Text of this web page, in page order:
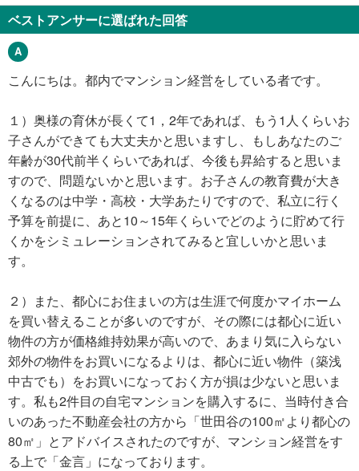
ベストアンサーに選ばれた回答
こんにちは。都内でマンション経営をしている者です。
１）奥様の育休が長くて1，2年であれば、もう1人くらいお
子さんができても大丈夫かと思いますし、もしあなたのご
年齢が30代前半くらいであれば、今後も昇給すると思いま
すので、問題ないかと思います。お子さんの教育費が大き
くなるのは中学・高校・大学あたりですので、私立に行く
予算を前提に、あと10～15年くらいでどのように貯めて行
くかをシミュレーションされてみると宜しいかと思いま
す。
２）また、都心にお住まいの方は生涯で何度かマイホーム
を買い替えることが多いのですが、その際には都心に近い
物件の方が価格維持効果が高いので、あまり気に入らない
郊外の物件をお買いになるよりは、都心に近い物件（築浅
中古でも）をお買いになっておく方が損は少ないと思いま
す。私も2件目の自宅マンションを購入するに、当時付き合
いのあった不動産会社の方から「世田谷の100㎡より都心の
80㎡」とアドバイスされたのですが、マンション経営をす
る上で「金言」になっております。